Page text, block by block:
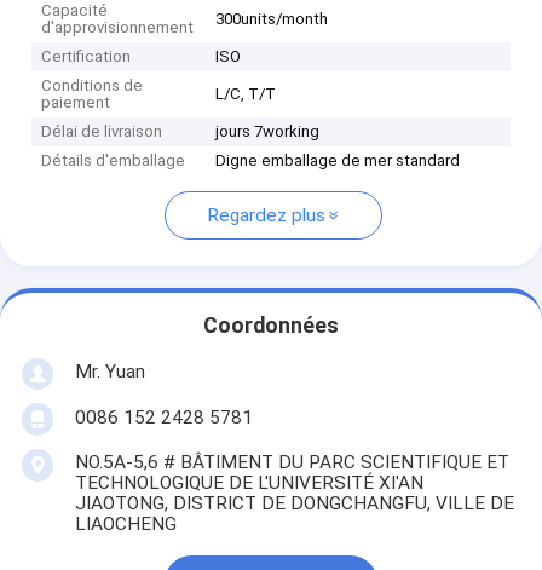
Capacité
d'approvisionnement
300units/month
Certification
ISO
Conditions de
paiement
L/C, T/T
Délai de livraison
jours 7working
Détails d'emballage
Digne emballage de mer standard
Regardez plus
Coordonnées
Mr. Yuan
0086 152 2428 5781
NO.5A-5,6 # BÂTIMENT DU PARC SCIENTIFIQUE ET
TECHNOLOGIQUE DE L'UNIVERSITÉ XI'AN
JIAOTONG, DISTRICT DE DONGCHANGFU, VILLE DE
LIAOCHENG